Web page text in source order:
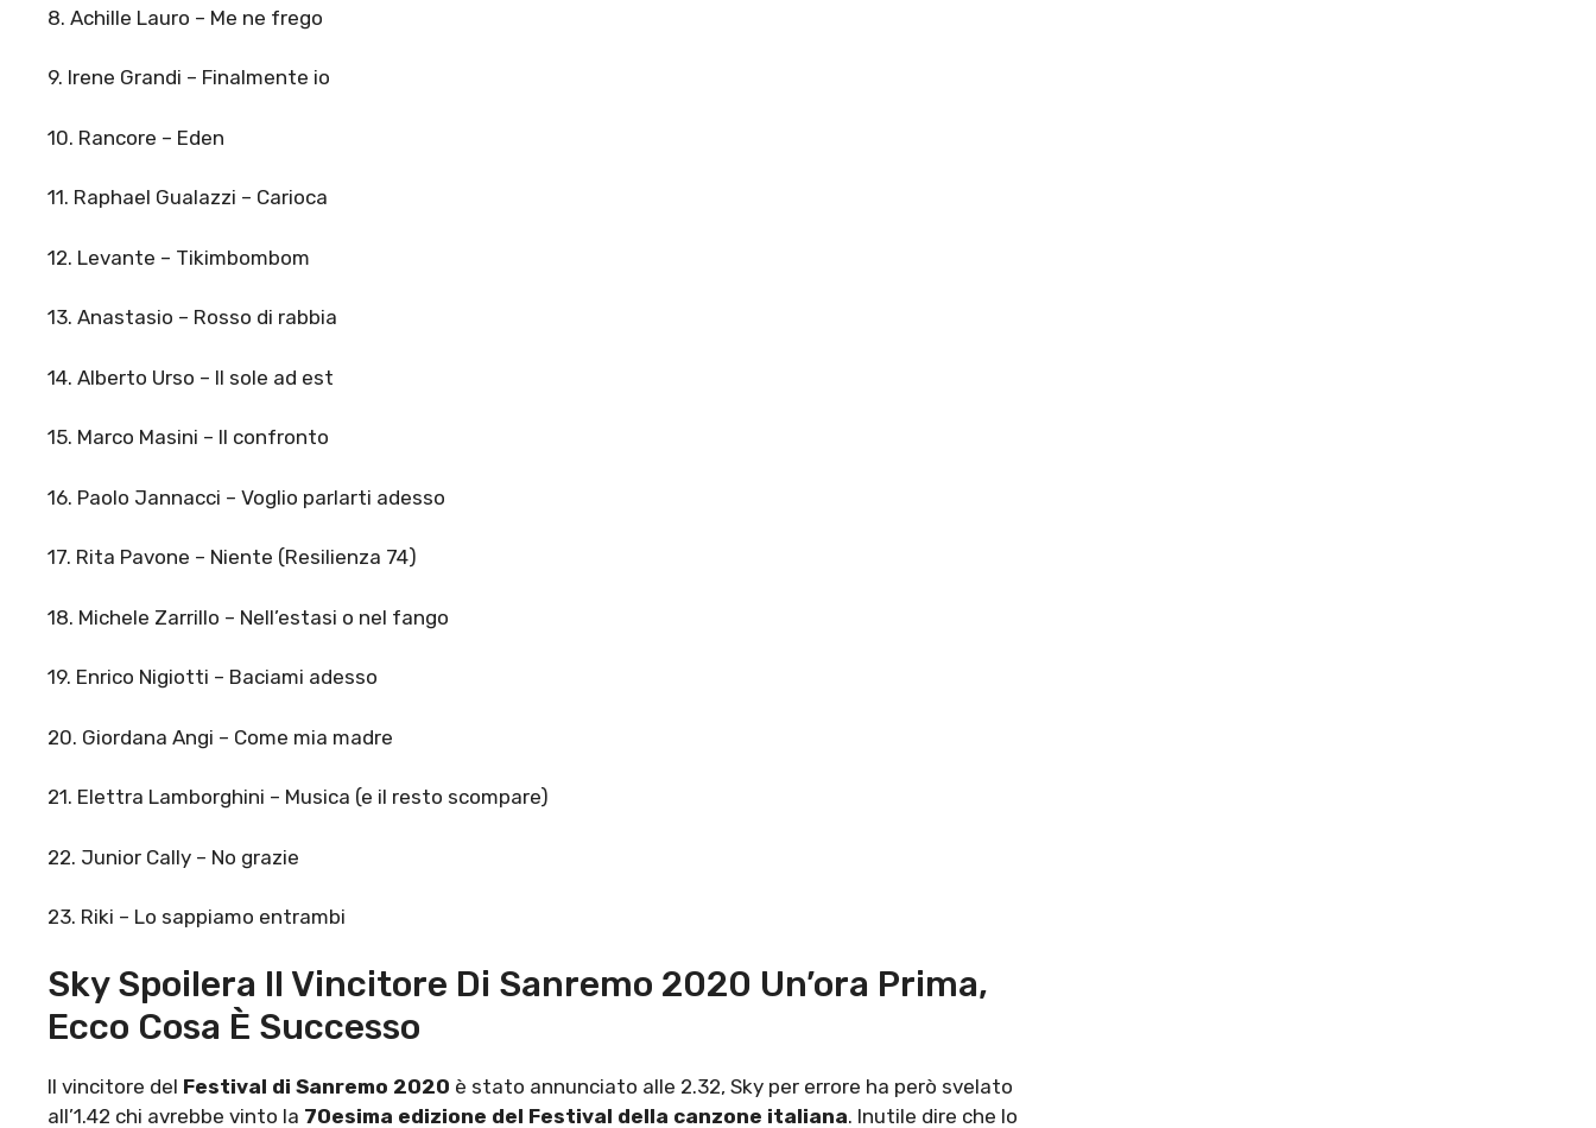
8. Achille Lauro – Me ne frego
9. Irene Grandi – Finalmente io
10. Rancore – Eden
11. Raphael Gualazzi – Carioca
12. Levante – Tikimbombom
13. Anastasio – Rosso di rabbia
14. Alberto Urso – Il sole ad est
15. Marco Masini – Il confronto
16. Paolo Jannacci – Voglio parlarti adesso
17. Rita Pavone – Niente (Resilienza 74)
18. Michele Zarrillo – Nell’estasi o nel fango
19. Enrico Nigiotti – Baciami adesso
20. Giordana Angi – Come mia madre
21. Elettra Lamborghini – Musica (e il resto scompare)
22. Junior Cally – No grazie
23. Riki – Lo sappiamo entrambi
Sky Spoilera Il Vincitore Di Sanremo 2020 Un’ora Prima,
Ecco Cosa È Successo
Il vincitore del Festival di Sanremo 2020 è stato annunciato alle 2.32, Sky per errore ha però svelato
all’1.42 chi avrebbe vinto la 70esima edizione del Festival della canzone italiana. Inutile dire che lo